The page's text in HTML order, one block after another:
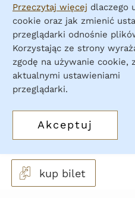
Przeczytaj więcej dlaczego
cookie oraz jak zmienić
przeglądarki odnośnie
Korzystając ze strony
zgodę na używanie cookie,
aktualnymi ustawieniami
przeglądarki.
Akceptuj
kup bilet
Kup bilet
Co zwiedzać
Wystawy
Nadchodzące wydarzenia
Oferta komercyjna
Copyright © Zamek